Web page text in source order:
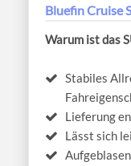
Bluefin Cruise
Warum ist das
Stabiles
Lieferung
Lässt sich